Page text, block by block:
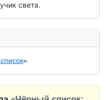
света.
».